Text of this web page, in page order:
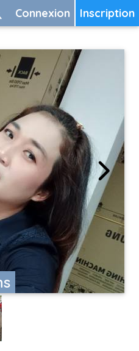
Inscription
Connexion